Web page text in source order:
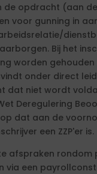
de opdracht (aan
voor gunning in
Bij het
worden
onder direct
dat niet wordt
Deregulering
dat aan de
een ZZP'er is.
afspraken rondom
via een